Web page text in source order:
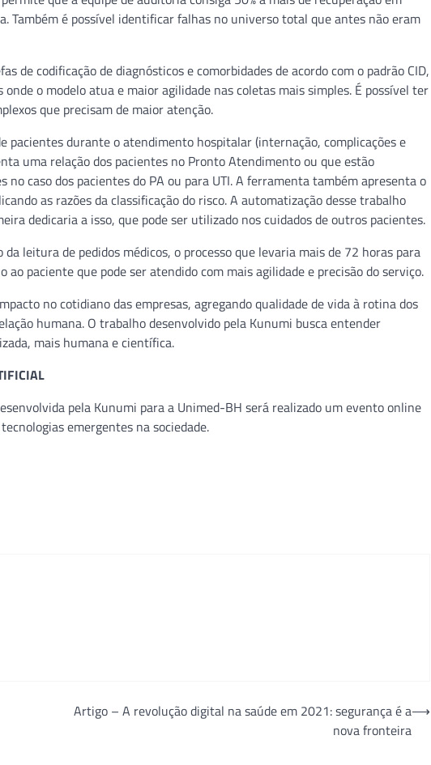
Também é possível identificar falhas no universo total que antes não eram
de codificação de diagnósticos e comorbidades de acordo com o padrão CID,
o modelo atua e maior agilidade nas coletas mais simples. É possível ter
que precisam de maior atenção.
pacientes durante o atendimento hospitalar (internação, complicações e
uma relação dos pacientes no Pronto Atendimento ou que estão
caso dos pacientes do PA ou para UTI. A ferramenta também apresenta o
as razões da classificação do risco. A automatização desse trabalho
dedicaria a isso, que pode ser utilizado nos cuidados de outros pacientes.
da leitura de pedidos médicos, o processo que levaria mais de 72 horas para
paciente que pode ser atendido com mais agilidade e precisão do serviço.
no cotidiano das empresas, agregando qualidade de vida à rotina dos
humana. O trabalho desenvolvido pela Kunumi busca entender
mais humana e científica.
pela Kunumi para a Unimed-BH será realizado um evento online
emergentes na sociedade.
Artigo – A revolução digital na saúde em 2021: segurança é a
nova fronteira
⟶